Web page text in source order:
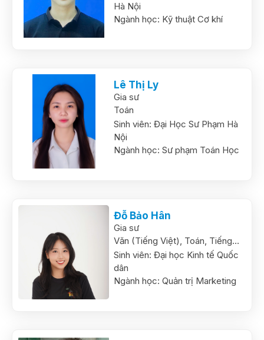
Hà Nội
Ngành học: Kỹ thuật Cơ khí
Lê Thị Ly
Gia sư
Toán
Sinh viên: Đại Học Sư Phạm Hà
Nội
Ngành học: Sư phạm Toán Học
Đỗ Bảo Hân
Gia sư
Văn (Tiếng Việt), Toán, Tiếng
Anh
Sinh viên: Đại học Kinh tế Quốc
dân
Ngành học: Quản trị Marketing